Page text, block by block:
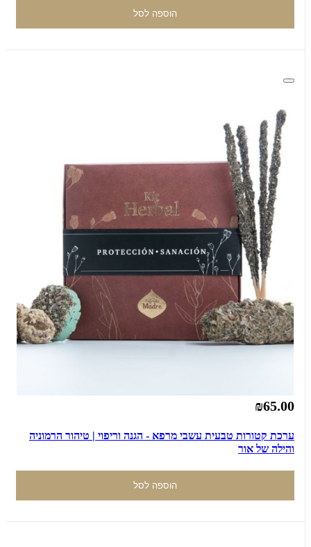
הוספה לסל
₪65.00
ערכת קטורות טבעית עשבי מרפא - הגנה וריפוי | טיהור הרמוניה
והילה של אור
הוספה לסל